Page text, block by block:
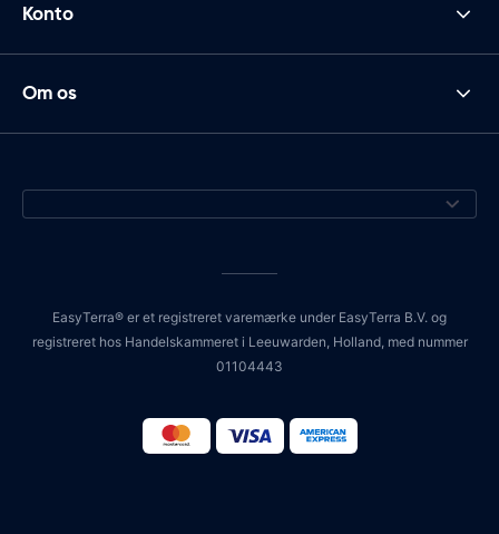
Konto
Om os
EasyTerra® er et registreret varemærke under EasyTerra B.V. og
registreret hos Handelskammeret i Leeuwarden, Holland, med nummer
01104443